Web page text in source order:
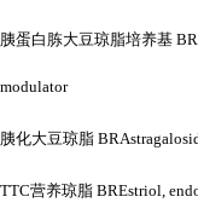
胰蛋白胨大豆琼脂培养基
modulator
胰化大豆琼脂
TTC营养琼脂 BREstriol,